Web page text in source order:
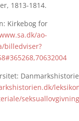
1813-1814.
Kirkebog for
ao-
billedviser?